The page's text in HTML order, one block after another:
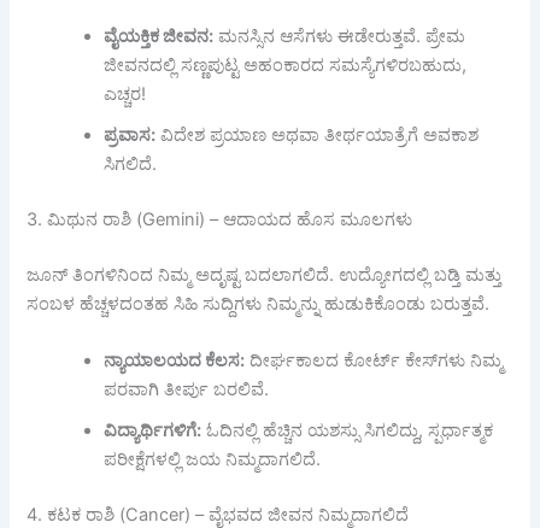
ವೈಯಕ್ತಿಕಜೀವನ: ಮನಸ್ಸಿನ ಆಸೆಗಳು ಈಡೇರುತ್ತವೆ. ಪ್ರೇಮ
ಜೀವನದಲ್ಲಿ ಸಣ್ಣಪುಟ್ಟ ಅಹಂಕಾರದ ಸಮಸ್ಯೆಗಳಿರಬಹುದು,
ಎಚ್ಚರ!
ಪ್ರವಾಸ: ವಿದೇಶ ಪ್ರಯಾಣ ಅಥವಾ ತೀರ್ಥಯಾತ್ರೆಗೆ ಅವಕಾಶ
ಸಿಗಲಿದೆ.
3. ಮಿಥುನ ರಾಶಿ (Gemini) – ಆದಾಯದ ಹೊಸ ಮೂಲಗಳು
ಜೂನ್ ತಿಂಗಳಿನಿಂದ ನಿಮ್ಮ ಅದೃಷ್ಟ ಬದಲಾಗಲಿದೆ. ಉದ್ಯೋಗದಲ್ಲಿ ಬಡ್ತಿ ಮತ್ತು
ಸಂಬಳ ಹೆಚ್ಚಳದಂತಹ ಸಿಹಿ ಸುದ್ದಿಗಳು ನಿಮ್ಮನ್ನು ಹುಡುಕಿಕೊಂಡು ಬರುತ್ತವೆ.
ನ್ಯಾಯಾಲಯದ ಕೆಲಸ: ದೀರ್ಘಕಾಲದ ಕೋರ್ಟ್ ಕೇಸ್‌ಗಳು ನಿಮ್ಮ
ಪರವಾಗಿ ತೀರ್ಪು ಬರಲಿವೆ.
ವಿದ್ಯಾರ್ಥಿಗಳಿಗೆ: ಓದಿನಲ್ಲಿ ಹೆಚ್ಚಿನ ಯಶಸ್ಸು ಸಿಗಲಿದ್ದು, ಸ್ಪರ್ಧಾತ್ಮಕ
ಪರೀಕ್ಷೆಗಳಲ್ಲಿ ಜಯ ನಿಮ್ಮದಾಗಲಿದೆ.
4. ಕಟಕ ರಾಶಿ (Cancer) – ವೈಭವದ ಜೀವನ ನಿಮ್ಮದಾಗಲಿದೆ